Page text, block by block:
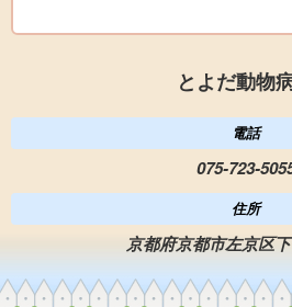
とよだ動物
電話
075-723-
住所
京都府京都市左京区